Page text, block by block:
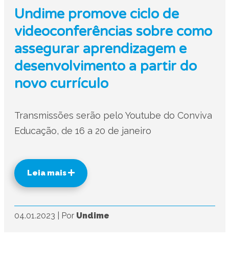
Undime promove ciclo de
videoconferências sobre como
assegurar aprendizagem e
desenvolvimento a partir do
novo currículo
Transmissões serão pelo Youtube do Conviva
Educação, de 16 a 20 de janeiro
Leia mais
04.01.2023 Por Undime